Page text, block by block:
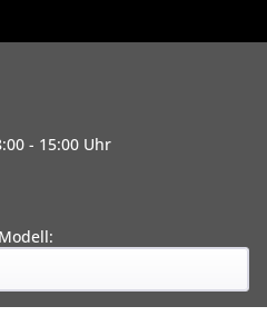
- 15:00 Uhr